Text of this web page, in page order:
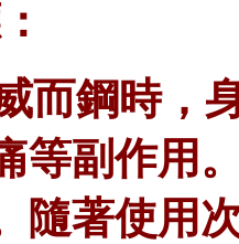
而鋼時，
等副作用
隨著使用